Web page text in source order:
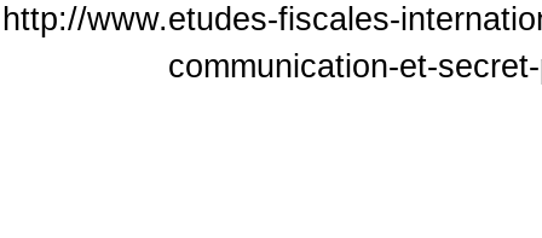
http://www.etudes-fiscales-
communication-et-